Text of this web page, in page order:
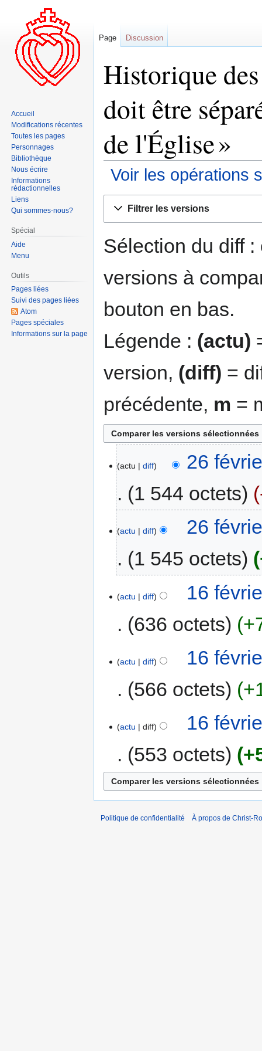
Historique
doit être
de l'Église »
Voir les opérations
navigation
recherche
Filtrer les versions
Sélection du diff
versions à
bouton en bas.
Légende : (actu)
version, (diff) =
précédente, m =
actu diff
26
1 544 octets
actu diff
26
1 545 octets
actu diff
16
636 octets
actu diff
16
566 octets
actu diff
16
553 octets
Page Discussion
Accueil
Modifications récentes
Toutes les pages
Personnages
Bibliothèque
Nous écrire
Informations
rédactionnelles
Liens
Qui sommes-nous?
Spécial
Aide
Menu
Outils
Pages liées
Suivi des pages liées
Atom
Pages spéciales
Informations sur la page
Politique de confidentialité À propos de Christ-